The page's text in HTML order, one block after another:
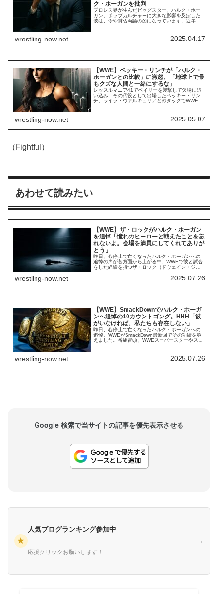
ク・ホーガンを批判
プロレス界が生んだビッグスター、ハルク・ホー
ガン。ポップカルチャーに大きな影響を及ぼした
彼は、今や賛否両論の的になっています。近年の
ます。それを象徴したのが、2025年1月のNetflix版
RAW初回放送での大ブーイングでしょう。リベラ
wrestling-now.net 2025.04.17
【WWE】ベッキー・リンチが「ハルク・
ホーガンとの比較」に激怒。「地球上で最
もクズな人間と一緒にするな」
レッスルマニア41でベイリーを襲撃して欠場に追
い込み、その代役として出場したベッキー・リン
チ。ライラ・ヴァルキュリアとのタッグでWWE女
ップスターのベッキー。2024年5月末でWWEでの
活動を一旦終了させた後で約1年間の休養に入り、
wrestling-now.net 2025.05.07
（Fightful）
あわせて読みたい
【WWE】ザ・ロックがハルク・ホーガン
を追悼「憧れのヒーローと戦えたことを忘
れないよ。会場を満員にしてくれてありが
とう」
昨日、心停止で亡くなったハルク・ホーガンへの
追悼の声が各方面から上がる中、WWEで彼と試合
をした経験を持つザ・ロック（ドウェイン・ジョ
リウッドで大人気俳優としても活躍するロック様
り、映画にも多数出演したホーガンは偉大な先人
は、I...
wrestling-now.net 2025.07.26
【WWE】SmackDownでハルク・ホーガ
ンへ追悼の10カウントゴング。HHH「彼
がいなければ、私たちも存在しない」
昨日、心停止で亡くなったハルク・ホーガンへの
追悼。WWEがSmackDown最新回でその功績を称
えました。番組冒頭、WWEスーパースターやスタ
ホーガンへの追悼の10カウントゴングが行われま
した。皆さん、昨日、世界で最も有名で、最も影
wrestling-now.net 2025.07.26
Google 検索で当サイトの記事を優先表示させる
★
人気ブログランキング参加中
応援クリックお願いします！
→